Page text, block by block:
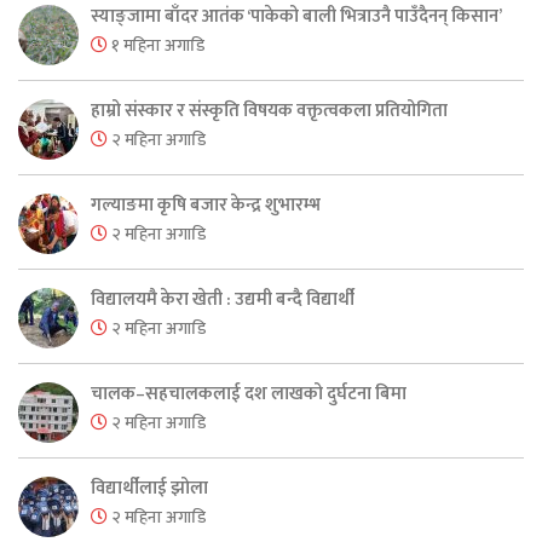
स्याङ्जामा बाँदर आतंक ‘पाकेको बाली भित्राउनै पाउँदैनन् किसान’
१ महिना अगाडि
हाम्रो संस्कार र संस्कृति विषयक वक्तृत्वकला प्रतियोगिता
२ महिना अगाडि
गल्याङमा कृषि बजार केन्द्र शुभारम्भ
२ महिना अगाडि
विद्यालयमै केरा खेती : उद्यमी बन्दै विद्यार्थी
२ महिना अगाडि
चालक–सहचालकलाई दश लाखको दुर्घटना बिमा
२ महिना अगाडि
विद्यार्थीलाई झोला
२ महिना अगाडि